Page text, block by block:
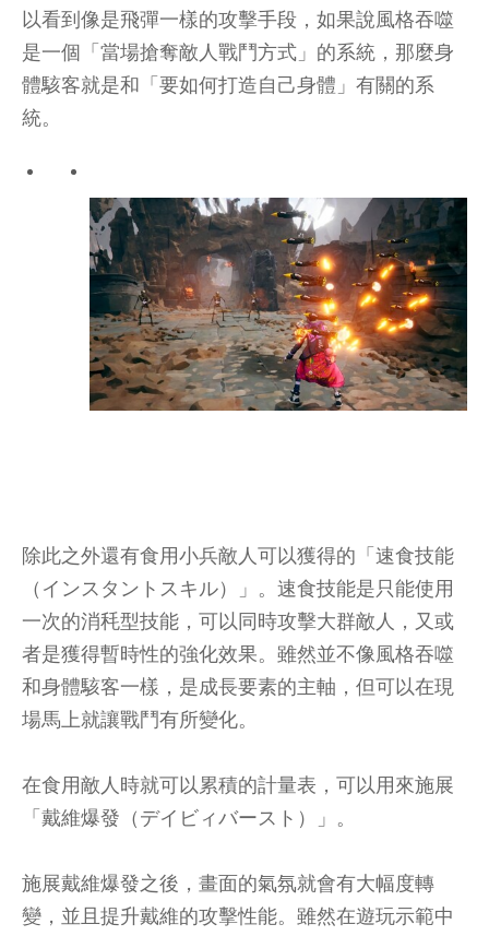
以看到像是飛彈一樣的攻擊手段，如果說風格吞噬
是一個「當場搶奪敵人戰鬥方式」的系統，那麼身
體駭客就是和「要如何打造自己身體」有關的系
統。
除此之外還有食用小兵敵人可以獲得的「速食技能
（インスタントスキル）」。速食技能是只能使用
一次的消秏型技能，可以同時攻擊大群敵人，又或
者是獲得暫時性的強化效果。雖然並不像風格吞噬
和身體駭客一樣，是成長要素的主軸，但可以在現
場馬上就讓戰鬥有所變化。
在食用敵人時就可以累積的計量表，可以用來施展
「戴維爆發（デイビィバースト）」。
施展戴維爆發之後，畫面的氣氛就會有大幅度轉
變，並且提升戴維的攻擊性能。雖然在遊玩示範中